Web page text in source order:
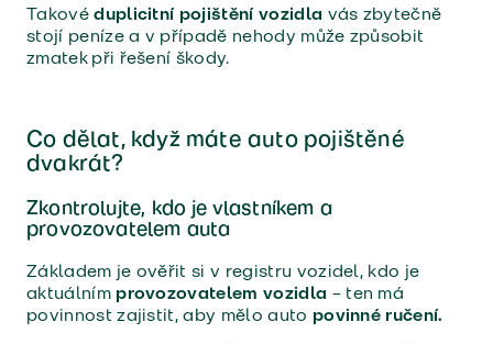
Takovéduplicitní pojištění vozidla vás zbytečně
stojí peníze a v případě nehody může způsobit
zmatek při řešení škody.
Co dělat, když máte auto pojištěné
dvakrát?
Zkontrolujte, kdo je vlastníkem a
provozovatelem auta
Základem je ověřit si v registru vozidel, kdo je
aktuálním provozovatelem vozidla – ten má
povinnost zajistit, aby mělo auto povinné ručení.